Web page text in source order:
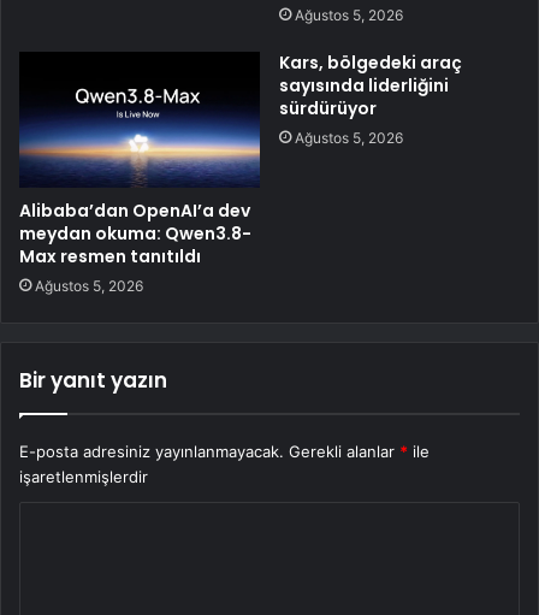
Ağustos 5, 2026
Alibaba’dan OpenAI’a dev
meydan okuma: Qwen3.8-
Max resmen tanıtıldı
Ağustos 5, 2026
Kars, bölgedeki araç
sayısında liderliğini
sürdürüyor
Ağustos 5, 2026
Bir yanıt yazın
E-posta adresiniz yayınlanmayacak. Gerekli alanlar * ile
işaretlenmişlerdir